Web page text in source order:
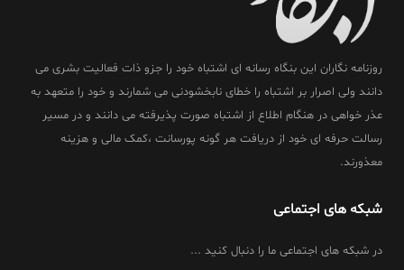
روزنامه نگاران این بنگاه رسانه ای اشتباه خود را جزو ذات فعالیت بشری می
دانند ولی اصرار بر اشتباه را خطای نابخشودنی می شمارند و خود را متعهد به
عذر خواهی در هنگام اطلاع از اشتباه صورت پذیرفته می دانند و در مسیر
رسالت حرفه ای خود از دریافت هر گونه پورسانت ،کمک مالی و هزینه
معذورند.
شبکه های اجتماعی
در شبکه های اجتماعی ما را دنبال کنید ...